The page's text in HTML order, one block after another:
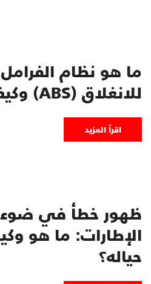
ما هو نظام
للانغلاق (ABS) وكيف يعمل؟
اقرأ المزيد
ظهور خطأ في
الإطارات: ما هو
حياله؟